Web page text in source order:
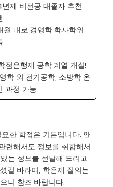
제 비전공 대졸자 추천
월 내로 경영학 학사학위
점은행제 공학 계열 개설!
학 외 전기공학, 소방학 온
과정 가능
한 학점은 기본입니다. 안
련해서도 정보를 취합해서
는 정보를 전달해 드리고
길 바라며, 학은제 질의는
니 참조 바랍니다.